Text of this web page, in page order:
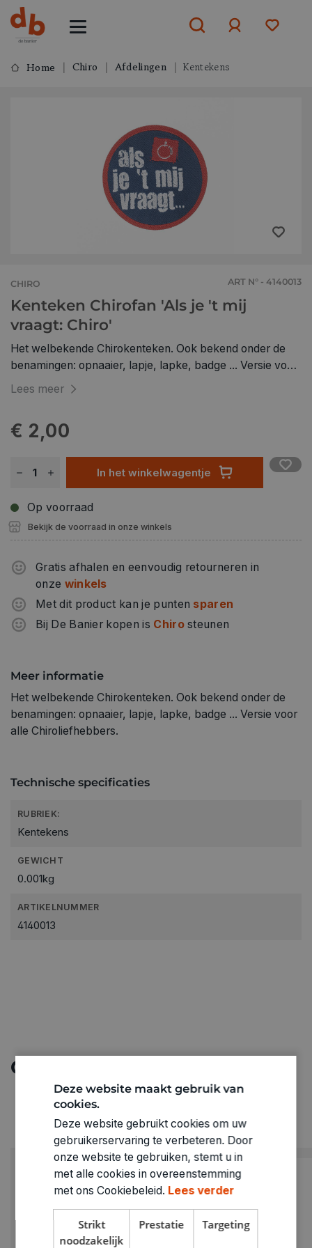
ofaanmelden
Home Chiro Afdelingen Kentekens
CHIRO ART N° - 4140013
Kenteken Chirofan 'Als je 't mij
vraagt: Chiro'
Het welbekende Chirokenteken. Ook bekend onder de
benamingen: opnaaier, lapje, lapke, badge ... Versie voor
alle Chiroliefhebbers.
Lees meer
€ 2,00
In het winkelwagentje
Op voorraad
Bekijk de voorraad in onze winkels
Gratis afhalen en eenvoudig retourneren in
onze winkels
Met dit product kan je punten sparen
Bij De Banier kopen is Chirosteunen
Meer informatie
Het welbekende Chirokenteken. Ook bekend onder de
benamingen: opnaaier, lapje, lapke, badge ... Versie voor
alle Chiroliefhebbers.
Technische specificaties
RUBRIEK:
Kentekens
GEWICHT
0.001kg
ARTIKELNUMMER
4140013
Ontdek meer
Deze website maakt gebruik van
cookies.
Deze website gebruikt cookies om uw
gebruikerservaring te verbeteren. Door
onze website te gebruiken, stemt u in
met alle cookies in overeenstemming
met ons Cookiebeleid. Lees verder
Strikt
noodzakelijk
Prestatie Targeting